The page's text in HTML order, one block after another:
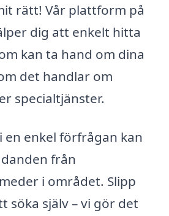
rätt! Vår plattform på
dig att enkelt hitta
kan ta hand om dina
det handlar om
specialtjänster.
en enkel förfrågan kan
från
i området. Slipp
söka själv – vi gör det